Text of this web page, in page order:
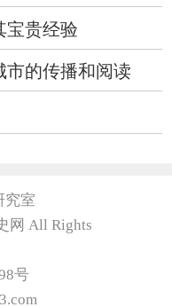
宝贵经验
市的传播和阅读
究室
网 All Rights
号